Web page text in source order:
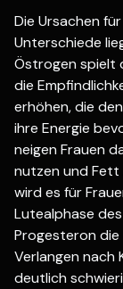
Die Ursachen
Unterschiede
Östrogen spielt
die
erhöhen, die
ihre Energie
neigen Frauen
nutzen und Fett
wird es für
Lutealphase
Progesteron
Verlangen nach
deutlich